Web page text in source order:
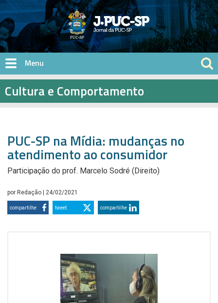
Pular para o conteúdo principal
Cultura e Comportamento
PUC-SP na Mídia: mudanças no
atendimento ao consumidor
Participação do prof. Marcelo Sodré (Direito)
por Redação | 24/02/2021
compartilhe tweet compartilhe